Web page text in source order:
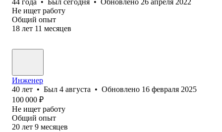
Не ищет работу
Общий опыт
18 лет 11 месяцев
Инженер
40 лет • Был 4 августа • Обновлено 16 февраля 2025
100 000 ₽
Не ищет работу
Общий опыт
20 лет 9 месяцев